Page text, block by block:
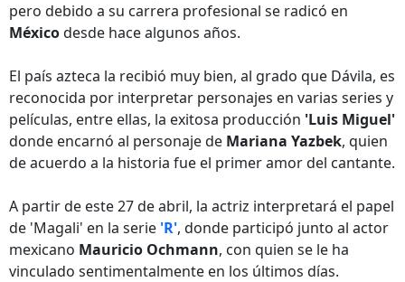
pero debido a su carrera profesional se radicó en
Méxicodesde hace algunos años.
El país azteca la recibió muy bien, al grado que Dávila, es
reconocida por interpretar personajes en varias series y
películas, entre ellas, la exitosa producción 'Luis Miguel'
donde encarnó al personaje de Mariana Yazbek, quien
de acuerdo a la historia fue el primer amor del cantante.
A partir de este 27 de abril, la actriz interpretará el papel
de 'Magali' en la serie 'R', donde participó junto al actor
mexicano Mauricio Ochmann, con quien se le ha
vinculado sentimentalmente en los últimos días.